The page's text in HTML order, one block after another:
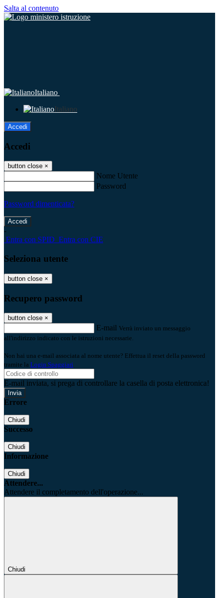
Salta al contenuto
Italiano
Italiano
Accedi
Accedi
button close ×
Nome Utente
Password
Password dimenticata?
-
Entra con SPID Entra con CIE
Seleziona utente
button close ×
Recupero password
button close ×
E-mail Verrà inviato un messaggio
all'indirizzo indicato con le istruzioni necessarie.
Non hai una e-mail associata al nome utente? Effettua il reset della password
tramite la Login Spaggiari
E-mail inviata, si prega di controllare la casella di posta elettronica!
Errore
Chiudi
Successo
Chiudi
Informazione
Chiudi
Attendere...
Attendere il completamento dell'operazione...
Chiudi